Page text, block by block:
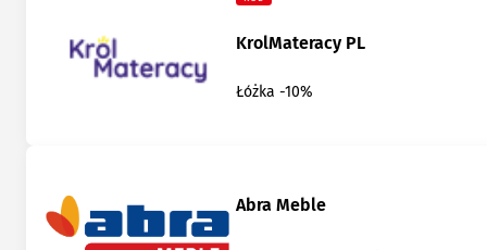
KrolMateracy PL
Łóżka -10%
Abra Meble